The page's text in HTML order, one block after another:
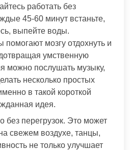
работать без
45-60 минут встаньте,
выпейте воды.
мозгу отдохнуть и
умственную
можно послушать музыку,
несколько простых
в такой короткой
идея.
без перегрузок. Это может
свежем воздухе, танцы,
не только улучшает